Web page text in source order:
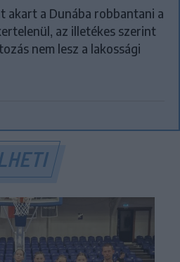
akart a Dunába robbantani a
az illetékes szerint
nem lesz a lakossági